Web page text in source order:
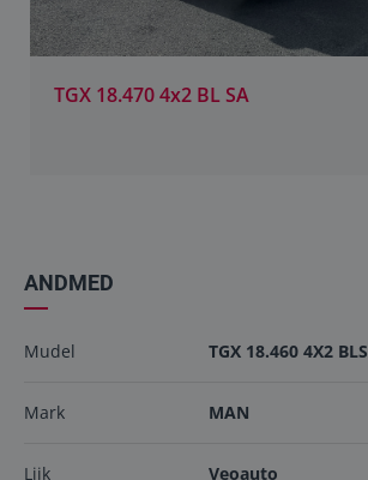
TGX 18.470 4x2 BL SA
ANDMED
Mudel TGX 18.460 4X2 BLS
Mark MAN
Liik Veoauto